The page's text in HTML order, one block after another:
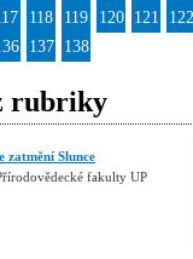
118 119 120 121 122
137 138
rubriky
zatmění Slunce
fakulty UP